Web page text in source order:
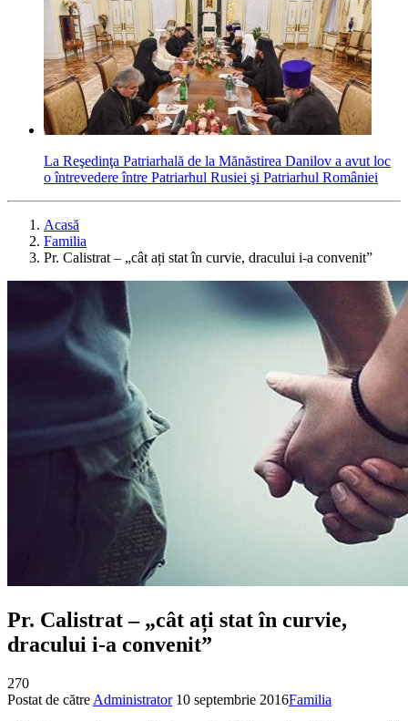
La Reşedinţa Patriarhală de la Mănăstirea Danilov a avut loc
o întrevedere între Patriarhul Rusiei şi Patriarhul României
Acasă
Familia
Pr. Calistrat – „cât ați stat în curvie, dracului i-a convenit”
Pr. Calistrat – „cât ați stat în curvie,
dracului i-a convenit”
270
Postat de către Administrator 10 septembrie 2016Familia